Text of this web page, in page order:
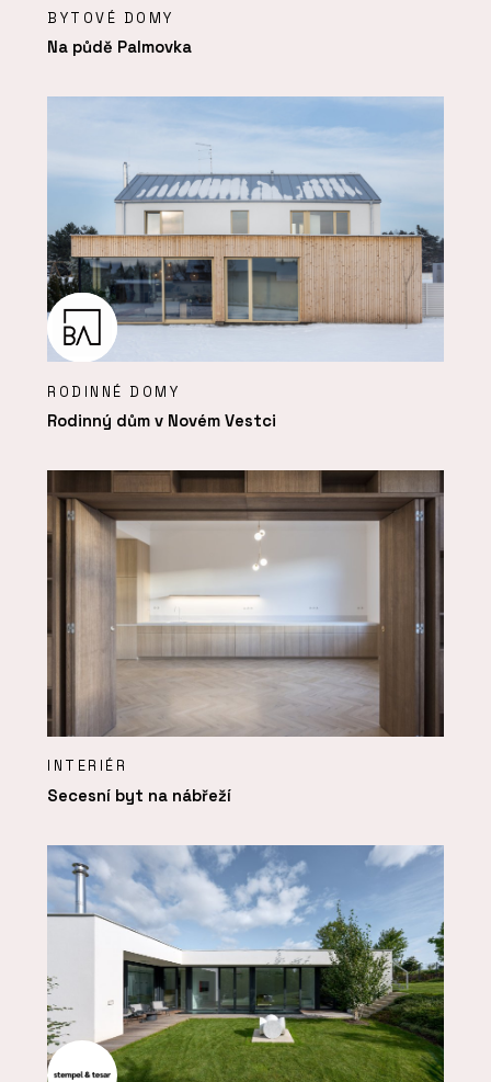
BYTOVÉ DOMY
Na půdě Palmovka
RODINNÉ DOMY
Rodinný dům v Novém Vestci
INTERIÉR
Secesní byt na nábřeží